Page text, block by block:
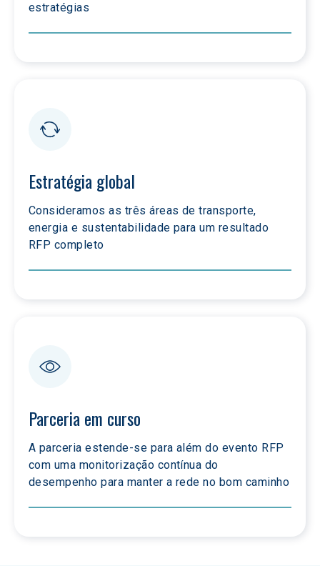
estratégias
Estratégia global
Consideramos as três áreas de transporte,
energia e sustentabilidade para um resultado
RFP completo
Parceria em curso
A parceria estende-se para além do evento RFP
com uma monitorização contínua do
desempenho para manter a rede no bom caminho